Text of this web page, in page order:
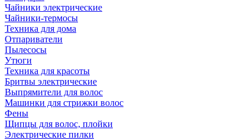
Чайники электрические
Чайники-термосы
Техника для дома
Отпариватели
Пылесосы
Утюги
Техника для красоты
Бритвы электрические
Выпрямители для волос
Машинки для стрижки волос
Фены
Щипцы для волос, плойки
Электрические пилки